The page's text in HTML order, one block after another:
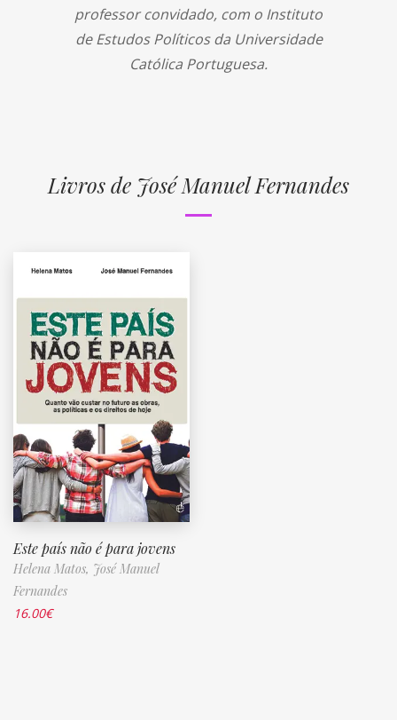
professor convidado, com o Instituto
de Estudos Políticos da Universidade
Católica Portuguesa.
Livros de José Manuel Fernandes
Este país não é para jovens
Helena Matos, José Manuel
Fernandes
16.00€